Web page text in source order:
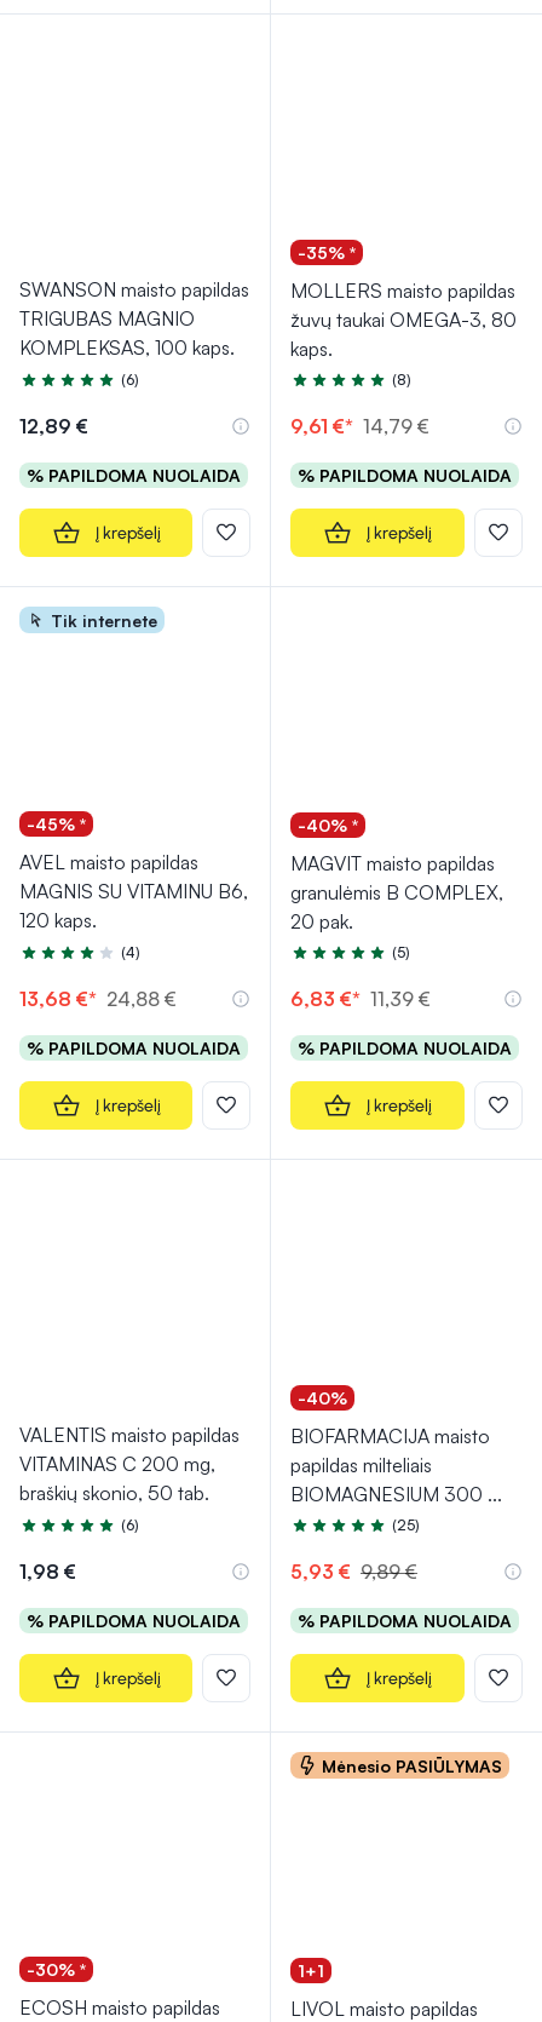
SWANSON maisto papildas
TRIGUBAS MAGNIO
KOMPLEKSAS, 100 kaps.
Įvertinimas 5.0 iš 5
(6)
12,89 €
% PAPILDOMA NUOLAIDA
Į krepšelį
-35% *
MOLLERS maisto papildas
žuvų taukai OMEGA-3, 80
kaps.
Įvertinimas 5.0 iš 5
(8)
9,61 €* 14,79 €
% PAPILDOMA NUOLAIDA
Į krepšelį
Tik internete
-45% *
AVEL maisto papildas
MAGNIS SU VITAMINU B6,
120 kaps.
Įvertinimas 4.3 iš 5
(4)
13,68 €* 24,88 €
% PAPILDOMA NUOLAIDA
Į krepšelį
-40% *
MAGVIT maisto papildas
granulėmis B COMPLEX,
20 pak.
Įvertinimas 5.0 iš 5
(5)
6,83 €* 11,39 €
% PAPILDOMA NUOLAIDA
Į krepšelį
VALENTIS maisto papildas
VITAMINAS C 200 mg,
braškių skonio, 50 tab.
Įvertinimas 5.0 iš 5
(6)
1,98 €
% PAPILDOMA NUOLAIDA
Į krepšelį
-40%
BIOFARMACIJA maisto
papildas milteliais
BIOMAGNESIUM 300 ...
Įvertinimas 4.8 iš 5
(25)
5,93 € 9,89 €
% PAPILDOMA NUOLAIDA
Į krepšelį
-30% *
ECOSH maisto papildas
Mėnesio PASIŪLYMAS
1+1
LIVOL maisto papildas